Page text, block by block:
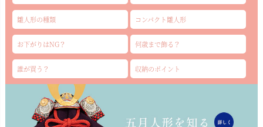
雛人形の種類 コンパクト雛人形
お下がりはNG？ 何歳まで飾る？
誰が買う？ 収納のポイント